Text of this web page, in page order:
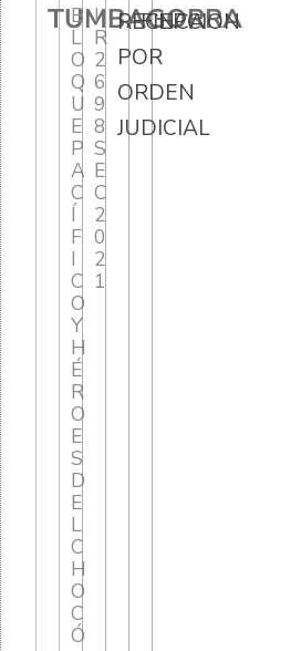
TUMBAGORRA
B
L
O
Q
U
E
P
A
C
Í
F
I
C
O
Y
H
É
R
O
E
S
D
E
L
C
H
O
C
Ó
I
R
2
6
9
8
S
E
C
2
0
2
1
RECEPCION
POR
ORDEN
JUDICIAL
FINCA